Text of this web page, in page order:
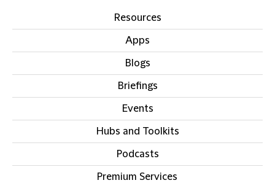
Resources
Apps
Blogs
Briefings
Events
Hubs and Toolkits
Podcasts
Premium Services